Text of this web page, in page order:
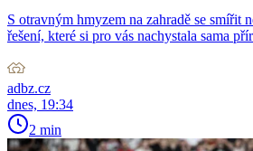
S otravným hmyzem na zahradě se smířit
řešení, které si pro vás nachystala sama
adbz.cz
dnes, 19:34
2 min